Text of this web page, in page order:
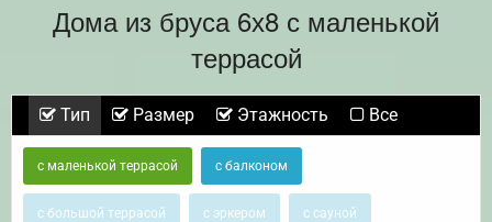
Дома из бруса 6х8 с маленькой
террасой
Тип Размер Этажность Все
с маленькой террасой с балконом
с большой террасой с эркером с сауной